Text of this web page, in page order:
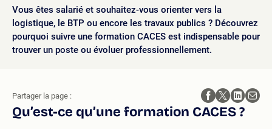
Vous êtes salarié et souhaitez-vous orienter vers la
logistique, le BTP ou encore les travaux publics ? Découvrez
pourquoi suivre une formation CACES est indispensable pour
trouver un poste ou évoluer professionnellement.
Qu’est-ce qu’une formation CACES ?
Partager la page :